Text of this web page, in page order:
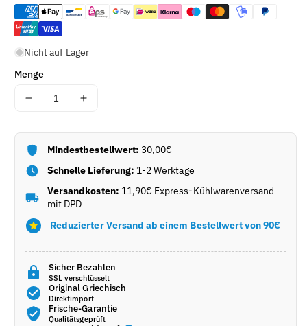
U
M
M
E
R
U
Nicht auf Lager
Menge
Menge
Skordato
Vrasto
(Knoblauchwurst)
(330g)
Ifantis
verringern
Menge
Skordato
Vrasto
(330g)
Ifantis
Mindestbestellwert: 30,00€
Schnelle Lieferung: 1-2 Werktage
Versandkosten: 11,90€ Express-Kühlwarenversand
mit DPD
Reduzierter Versand ab einem Bestellwert von 90€
Sicher Bezahlen
SSL verschlüsselt
Original Griechisch
Direktimport
Frische-Garantie
Qualitätsgeprüft